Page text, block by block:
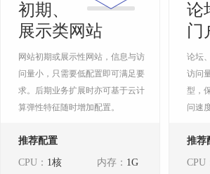
初期、
展示类网站
网站初期或展示性网站，信息与访
问量小，只需要低配置即可满足要
求。后期业务扩展时亦可基于云计
算弹性特征随时增加配置。
推荐配置
CPU： 1核 内存： 1G
论
门
论坛
访问
型，
问速
推荐
CPU